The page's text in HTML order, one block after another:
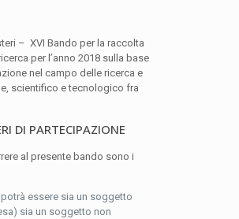
– XVI Bando per la raccolta
per l’anno 2018 sulla base
nel campo delle ricerca e
scientifico e tecnologico fra
DI PARTECIPAZIONE
al presente bando sono i
essere sia un soggetto
sia un soggetto non